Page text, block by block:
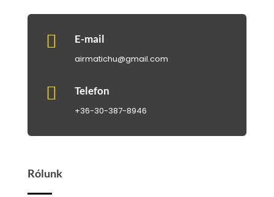
 E-mail
airmatichu@gmail.com
 Telefon
+36-30-387-8946
Rólunk